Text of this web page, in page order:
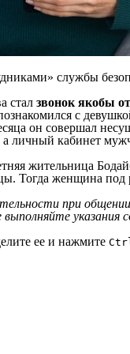
службы
стал звонок якобы
с
он совершал
личный кабинет
жительница
Тогда женщина
при
ее и нажмите